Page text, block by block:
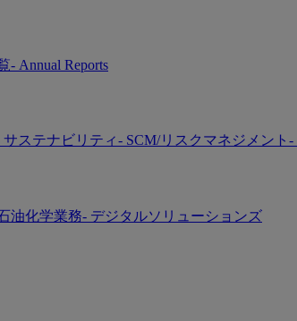
- Annual Reports
サステナビリティ- SCM/リスクマネジメント -
油化学業務- デジタルソリューションズ